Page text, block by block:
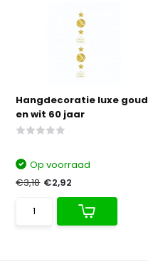
Hangdecoratie luxe goud
en wit 60 jaar
Op voorraad
€3,18 €2,92